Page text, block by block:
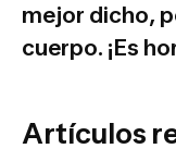
mejor dicho,
cuerpo. ¡Es
Artículos